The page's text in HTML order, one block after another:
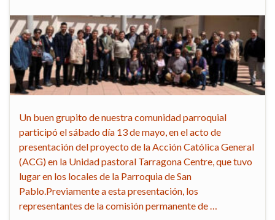
Un buen grupito de nuestra comunidad parroquial
participó el sábado día 13 de mayo, en el acto de
presentación del proyecto de la Acción Católica General
(ACG) en la Unidad pastoral Tarragona Centre, que tuvo
lugar en los locales de la Parroquia de San
Pablo.Previamente a esta presentación, los
representantes de la comisión permanente de …